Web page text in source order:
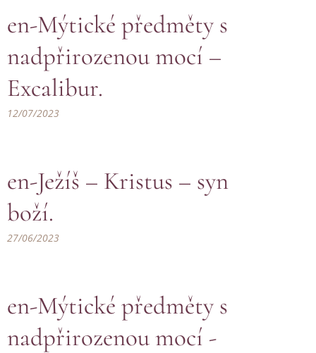
en-Mýtické předměty s
nadpřirozenou mocí –
Excalibur.
12/07/2023
en-Ježíš – Kristus – syn
boží.
27/06/2023
en-Mýtické předměty s
nadpřirozenou mocí -